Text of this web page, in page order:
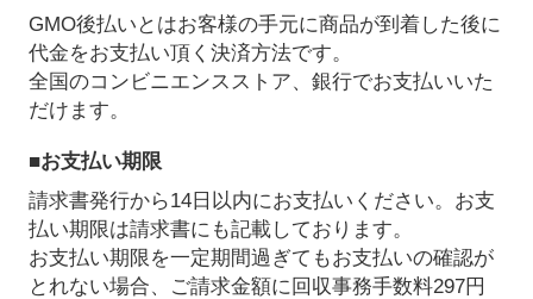
GMO後払いとはお客様の手元に商品が到着した後に
代金をお支払い頂く決済方法です。
全国のコンビニエンスストア、銀行でお支払いいた
だけます。
■お支払い期限
請求書発行から14日以内にお支払いください。お支
払い期限は請求書にも記載しております。
お支払い期限を一定期間過ぎてもお支払いの確認が
とれない場合、ご請求金額に回収事務手数料297円